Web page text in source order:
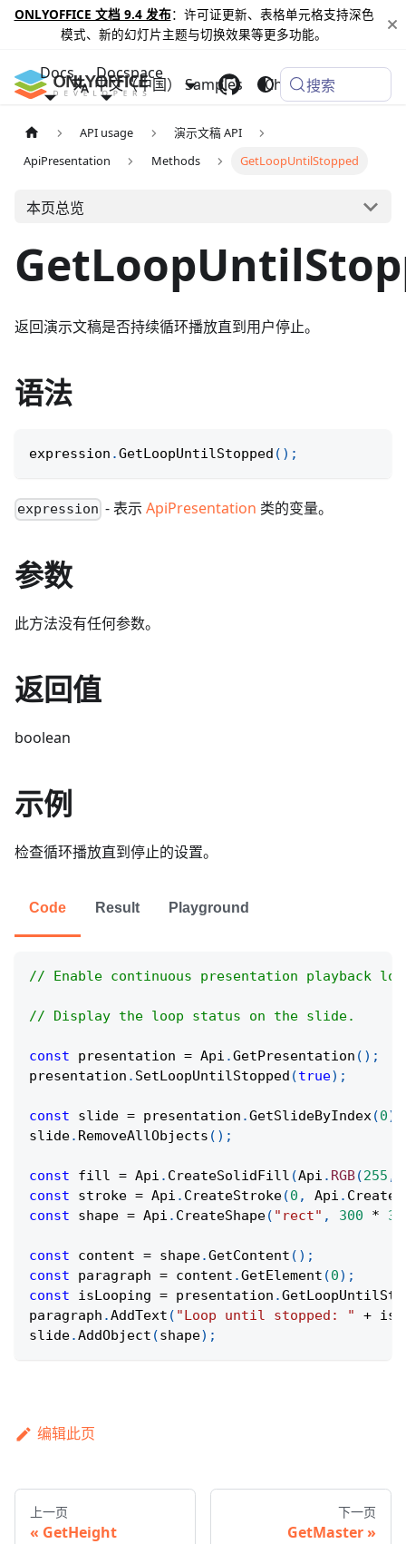
ONLYOFFICE 文档 9.4 发布：许可证更新、表格单元格支持深色
模式、新的幻灯片主题与切换效果等更多功能。
Docs Docspace
Samples Changelog
中文（中国） 搜索
API usage
演示文稿 API
ApiPresentation
Methods GetLoopUntilStopped
本页总览
返回演示文稿是否持续循环播放直到用户停止。
语法
expression .GetLoopUntilStopped ( ) ;
expression - 表示ApiPresentation 类的变量。
参数
此方法没有任何参数。
返回值
boolean
示例
检查循环播放直到停止的设置。
Code Result Playground
// Enable continuous presentation playback
// Display the loop status on the slide.
const presentation = Api .GetPresentation ( ) ;
presentation . SetLoopUntilStopped (true) ;
const slide = presentation .GetSlideByIndex(0)
slide. RemoveAllObjects ( ) ;
const fill = Api . CreateSolidFill (Api . RGB(255 ,
const stroke = Api . CreateStroke(0 , Api .
const shape = Api . CreateShape( "rect" , 300 *
const content = shape.GetContent ( ) ;
const paragraph = content .GetElement (0) ;
const isLooping = presentation .
paragraph .AddText ( "Loop until stopped: " +
slide.AddObject (shape) ;
编辑此页
上一页
GetHeight
下一页
GetMaster